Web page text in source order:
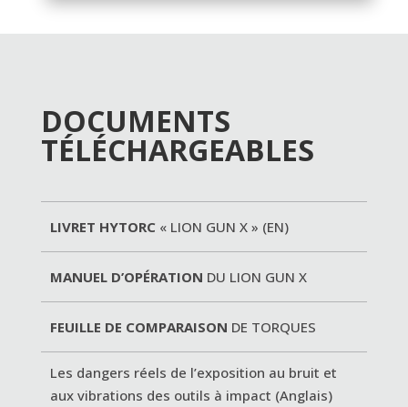
DOCUMENTS
TÉLÉCHARGEABLES
LIVRET HYTORC « LION GUN X » (EN)
MANUEL D’OPÉRATION DU LION GUN X
FEUILLE DE COMPARAISON DE TORQUES
Les dangers réels de l’exposition au bruit et
aux vibrations des outils à impact (Anglais)